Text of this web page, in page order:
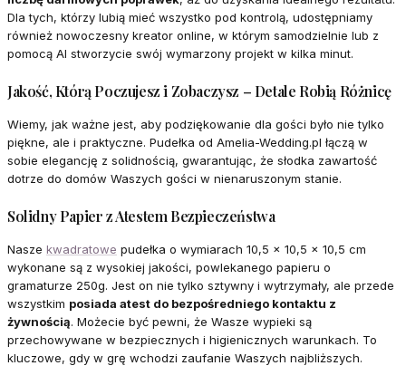
Dla tych, którzy lubią mieć wszystko pod kontrolą, udostępniamy
również nowoczesny kreator online, w którym samodzielnie lub z
pomocą AI stworzycie swój wymarzony projekt w kilka minut.
Jakość, Którą Poczujesz i Zobaczysz – Detale Robią Różnicę
Wiemy, jak ważne jest, aby podziękowanie dla gości było nie tylko
piękne, ale i praktyczne. Pudełka od Amelia-Wedding.pl łączą w
sobie elegancję z solidnością, gwarantując, że słodka zawartość
dotrze do domów Waszych gości w nienaruszonym stanie.
Solidny Papier z Atestem Bezpieczeństwa
Nasze kwadratowe pudełka o wymiarach 10,5 x 10,5 x 10,5 cm
wykonane są z wysokiej jakości, powlekanego papieru o
gramaturze 250g. Jest on nie tylko sztywny i wytrzymały, ale przede
wszystkim posiada atest do bezpośredniego kontaktu z
żywnością. Możecie być pewni, że Wasze wypieki są
przechowywane w bezpiecznych i higienicznych warunkach. To
kluczowe, gdy w grę wchodzi zaufanie Waszych najbliższych.